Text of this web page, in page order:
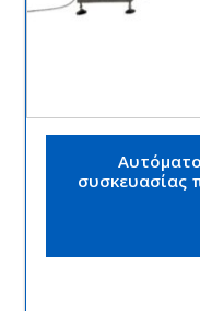
συσκευασίας